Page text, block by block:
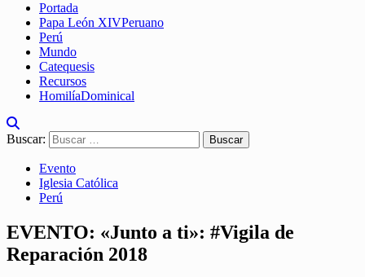
Portada
Papa León XIVPeruano
Perú
Mundo
Catequesis
Recursos
HomilíaDominical
Buscar:
Evento
Iglesia Católica
Perú
EVENTO: «Junto a ti»: #Vigila de
Reparación 2018